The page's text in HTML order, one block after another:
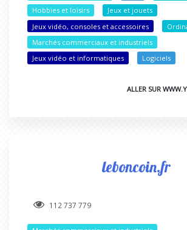
Hobbies et loisirs
Jeux et jouets
Jeux vidéo, consoles et accessoires
Marchés commerciaux et industriels
Jeux vidéo et informatiques
Logiciels
ALLER SUR
leboncoin.fr
112 737 779